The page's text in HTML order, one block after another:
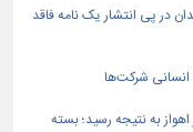
در پی انتشار یک نامه فاقد
انسانی شرکت‌ها
به نتیجه رسید؛ بسته